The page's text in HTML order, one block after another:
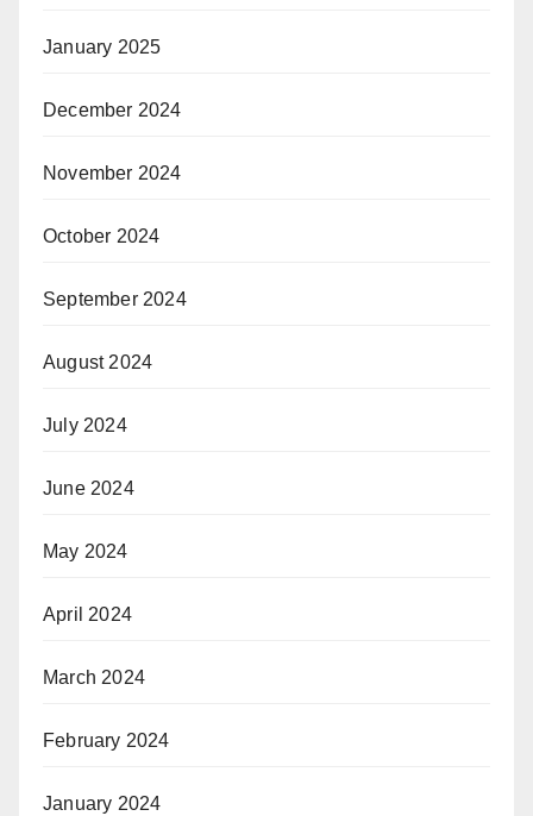
January 2025
December 2024
November 2024
October 2024
September 2024
August 2024
July 2024
June 2024
May 2024
April 2024
March 2024
February 2024
January 2024